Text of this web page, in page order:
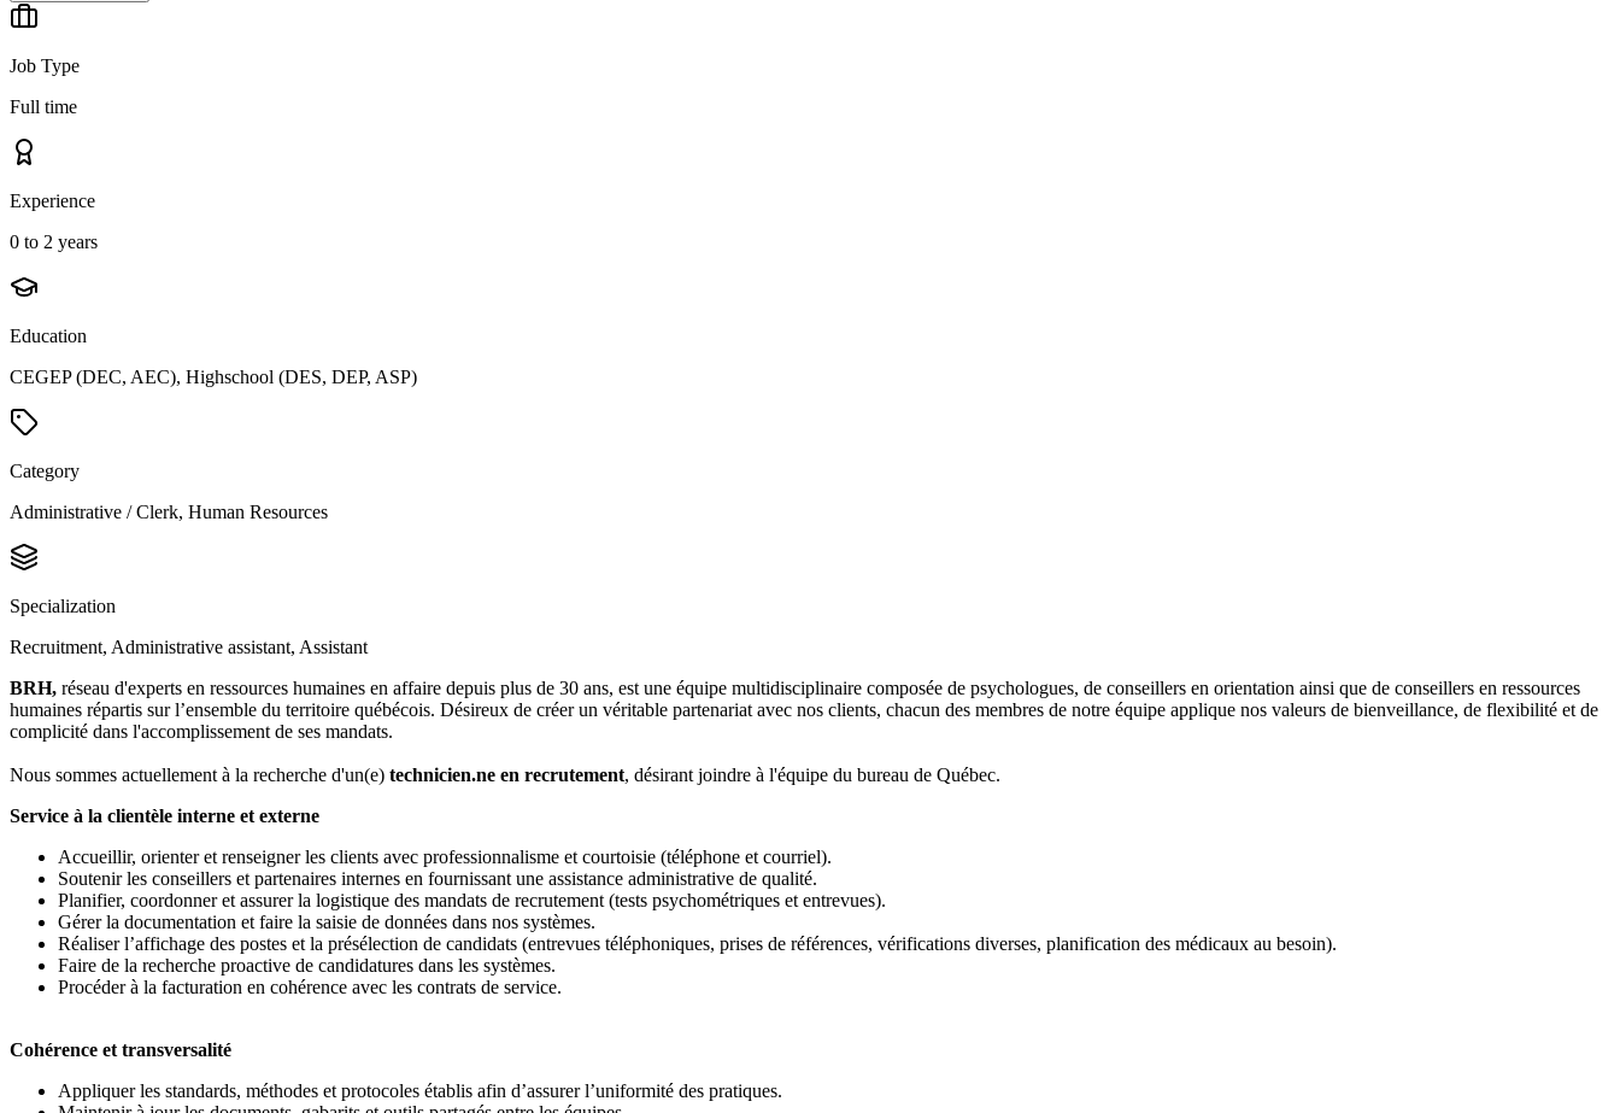
Job Type
Full time
Experience
0 to 2 years
Education
CEGEP (DEC, AEC), Highschool (DES, DEP, ASP)
Category
Administrative / Clerk, Human Resources
Specialization
Recruitment, Administrative assistant, Assistant
BRH, réseau d'experts en ressources humaines en affaire depuis plus de 30 ans, est une équipe multidisciplinaire composée de psychologues, de conseillers en orientation ainsi que de conseillers en ressources
humaines répartis sur l’ensemble du territoire québécois. Désireux de créer un véritable partenariat avec nos clients, chacun des membres de notre équipe applique nos valeurs de bienveillance, de flexibilité et de
complicité dans l'accomplissement de ses mandats.
Nous sommes actuellement à la recherche d'un(e) technicien.ne en recrutement, désirant joindre à l'équipe du bureau de Québec.
Service à la clientèle interne et externe
Accueillir, orienter et renseigner les clients avec professionnalisme et courtoisie (téléphone et courriel).
Soutenir les conseillers et partenaires internes en fournissant une assistance administrative de qualité.
Planifier, coordonner et assurer la logistique des mandats de recrutement (tests psychométriques et entrevues).
Gérer la documentation et faire la saisie de données dans nos systèmes.
Réaliser l’affichage des postes et la présélection de candidats (entrevues téléphoniques, prises de références, vérifications diverses, planification des médicaux au besoin).
Faire de la recherche proactive de candidatures dans les systèmes.
Procéder à la facturation en cohérence avec les contrats de service.
Cohérence et transversalité
Appliquer les standards, méthodes et protocoles établis afin d’assurer l’uniformité des pratiques.